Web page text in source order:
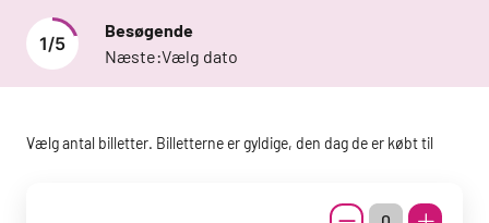
1/5
Besøgende
Næste:Vælg dato
Vælg antal billetter. Billetterne er gyldige, den dag de er købt til